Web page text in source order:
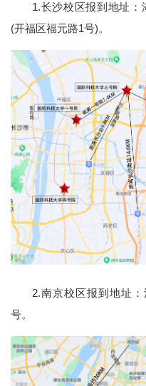
1.长沙校区报到地址
(开福区福元路1号)。
2.南京校区报到地址
号。